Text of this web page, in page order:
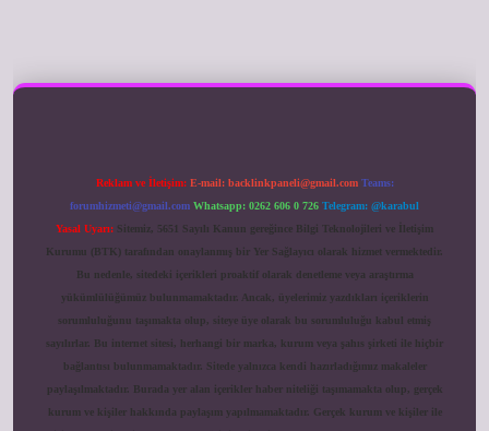
Reklam ve İletişim: E-mail: backlinkpaneli@gmail.com Teams:
forumhizmeti@gmail.com Whatsapp: 0262 606 0 726 Telegram: @karabul
Yasal Uyarı: Sitemiz, 5651 Sayılı Kanun gereğince Bilgi Teknolojileri ve İletişim
Kurumu (BTK) tarafından onaylanmış bir Yer Sağlayıcı olarak hizmet vermektedir.
Bu nedenle, sitedeki içerikleri proaktif olarak denetleme veya araştırma
yükümlülüğümüz bulunmamaktadır. Ancak, üyelerimiz yazdıkları içeriklerin
sorumluluğunu taşımakta olup, siteye üye olarak bu sorumluluğu kabul etmiş
sayılırlar. Bu internet sitesi, herhangi bir marka, kurum veya şahıs şirketi ile hiçbir
bağlantısı bulunmamaktadır. Sitede yalnızca kendi hazırladığımız makaleler
paylaşılmaktadır. Burada yer alan içerikler haber niteliği taşımamakta olup, gerçek
kurum ve kişiler hakkında paylaşım yapılmamaktadır. Gerçek kurum ve kişiler ile